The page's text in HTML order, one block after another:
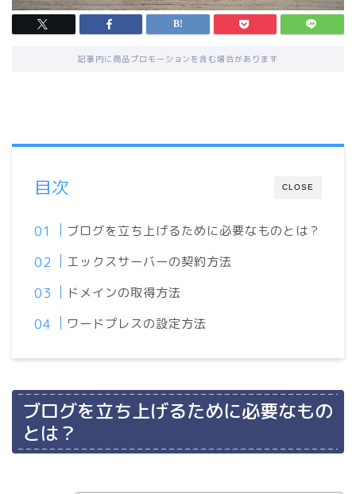
記事内に商品プロモーションを含む場合があります
CLOSE
目次
ブログを立ち上げるために必要なものとは？
エックスサーバーの契約方法
ドメインの取得方法
ワードプレスの設定方法
ブログを立ち上げるために必要なもの
とは？